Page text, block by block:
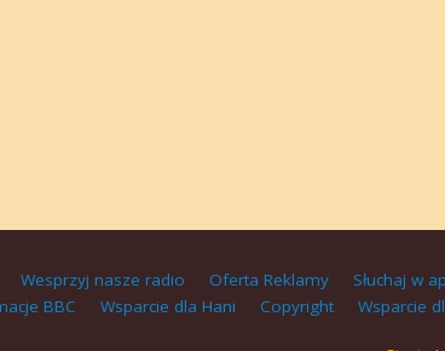
Wesprzyj nasze radio Oferta Reklamy Słuchaj w
BBC Wsparcie dla Hani Copyright Wsparcie